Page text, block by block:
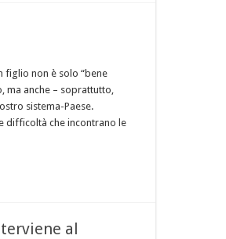
non è solo “bene
ma anche – soprattutto,
sistema-Paese.
difficoltà che incontrano le
al